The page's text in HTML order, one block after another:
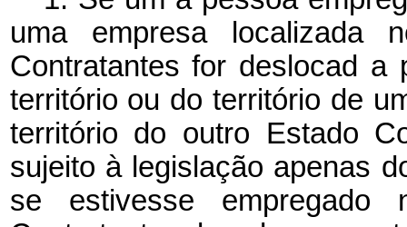
uma empresa localizada
Contratantes for deslocad a
território ou do território de
território do outro Estado
sujeito à legislação apenas
se estivesse empregado